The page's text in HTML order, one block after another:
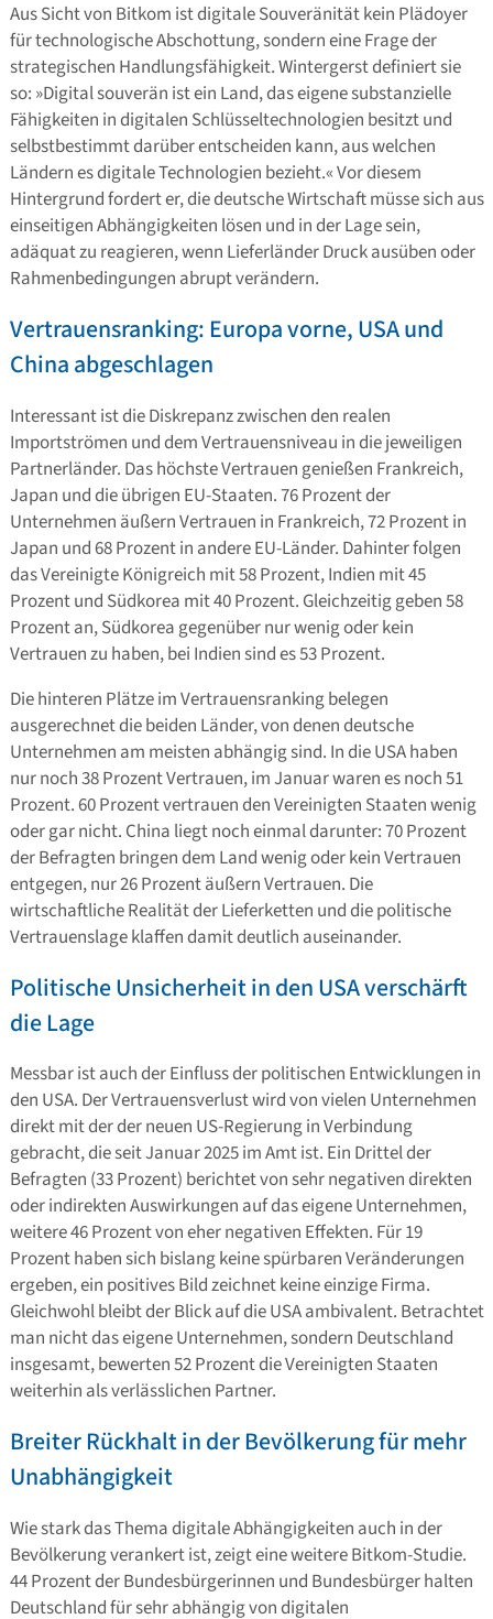
Aus Sicht von Bitkom ist digitale Souveränität kein Plädoyer
für technologische Abschottung, sondern eine Frage der
strategischen Handlungsfähigkeit. Wintergerst definiert sie
so: »Digital souverän ist ein Land, das eigene substanzielle
Fähigkeiten in digitalen Schlüsseltechnologien besitzt und
selbstbestimmt darüber entscheiden kann, aus welchen
Ländern es digitale Technologien bezieht.« Vor diesem
Hintergrund fordert er, die deutsche Wirtschaft müsse sich aus
einseitigen Abhängigkeiten lösen und in der Lage sein,
adäquat zu reagieren, wenn Lieferländer Druck ausüben oder
Rahmenbedingungen abrupt verändern.
Vertrauensranking: Europa vorne, USA und
China abgeschlagen
Interessant ist die Diskrepanz zwischen den realen
Importströmen und dem Vertrauensniveau in die jeweiligen
Partnerländer. Das höchste Vertrauen genießen Frankreich,
Japan und die übrigen EU-Staaten. 76 Prozent der
Unternehmen äußern Vertrauen in Frankreich, 72 Prozent in
Japan und 68 Prozent in andere EU-Länder. Dahinter folgen
das Vereinigte Königreich mit 58 Prozent, Indien mit 45
Prozent und Südkorea mit 40 Prozent. Gleichzeitig geben 58
Prozent an, Südkorea gegenüber nur wenig oder kein
Vertrauen zu haben, bei Indien sind es 53 Prozent.
Die hinteren Plätze im Vertrauensranking belegen
ausgerechnet die beiden Länder, von denen deutsche
Unternehmen am meisten abhängig sind. In die USA haben
nur noch 38 Prozent Vertrauen, im Januar waren es noch 51
Prozent. 60 Prozent vertrauen den Vereinigten Staaten wenig
oder gar nicht. China liegt noch einmal darunter: 70 Prozent
der Befragten bringen dem Land wenig oder kein Vertrauen
entgegen, nur 26 Prozent äußern Vertrauen. Die
wirtschaftliche Realität der Lieferketten und die politische
Vertrauenslage klaffen damit deutlich auseinander.
Politische Unsicherheit in den USA verschärft
die Lage
Messbar ist auch der Einfluss der politischen Entwicklungen in
den USA. Der Vertrauensverlust wird von vielen Unternehmen
direkt mit der der neuen US-Regierung in Verbindung
gebracht, die seit Januar 2025 im Amt ist. Ein Drittel der
Befragten (33 Prozent) berichtet von sehr negativen direkten
oder indirekten Auswirkungen auf das eigene Unternehmen,
weitere 46 Prozent von eher negativen Effekten. Für 19
Prozent haben sich bislang keine spürbaren Veränderungen
ergeben, ein positives Bild zeichnet keine einzige Firma.
Gleichwohl bleibt der Blick auf die USA ambivalent. Betrachtet
man nicht das eigene Unternehmen, sondern Deutschland
insgesamt, bewerten 52 Prozent die Vereinigten Staaten
weiterhin als verlässlichen Partner.
Breiter Rückhalt in der Bevölkerung für mehr
Unabhängigkeit
Wie stark das Thema digitale Abhängigkeiten auch in der
Bevölkerung verankert ist, zeigt eine weitere Bitkom-Studie.
44 Prozent der Bundesbürgerinnen und Bundesbürger halten
Deutschland für sehr abhängig von digitalen